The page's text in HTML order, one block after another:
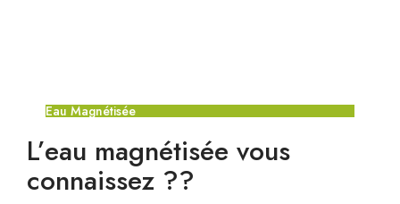
Eau Magnétisée
L’eau magnétisée vous
connaissez ??